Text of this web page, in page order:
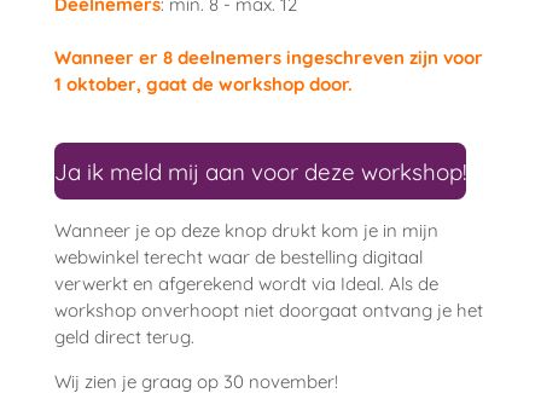
Wanneer er 8 deelnemers ingeschreven zijn voor
1 oktober, gaat de workshop door.
Ja ik meld mij aan voor deze workshop!
Wanneer je op deze knop drukt kom je in mijn
webwinkel terecht waar de bestelling digitaal
verwerkt en afgerekend wordt via Ideal. Als de
workshop onverhoopt niet doorgaat ontvang je het
geld direct terug.
Wij zien je graag op 30 november!